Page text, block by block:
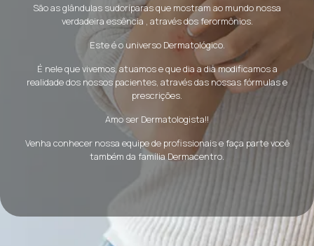
São as glândulas sudoríparas que mostram ao mundo nossa
verdadeira essência , através dos ferormônios.
Este é o universo Dermatológico.
É nele que vivemos, atuamos e que dia a dia modificamos a
realidade dos nossos pacientes, através das nossas fórmulas e
prescrições.
Amo ser Dermatologista!!
Venha conhecer nossa equipe de profissionais e faça parte você
também da família Dermacentro.